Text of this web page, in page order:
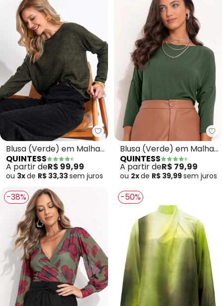
Quintess - Blusa (Verde) em
Blusa (Verde) em Malha
Tricô
QUINTESS
A partir deR$ 99,99
ou 3xde R$ 33,33sem juros
Blusa (Verde) em Malha
de Viscose
QUINTESS
A partir deR$ 79,99
ou 2xde R$ 39,99sem juros
-38% -50%